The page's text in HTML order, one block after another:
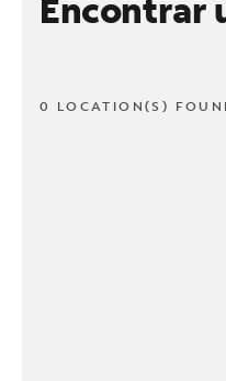
Encontrar
0 LOCATION(S)